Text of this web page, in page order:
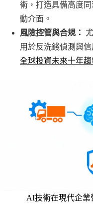
術，打造具備高度
動介面。
風險控管與合規：
用於反洗錢偵測與
全球投資未來十年趨
AI技術在現代企業